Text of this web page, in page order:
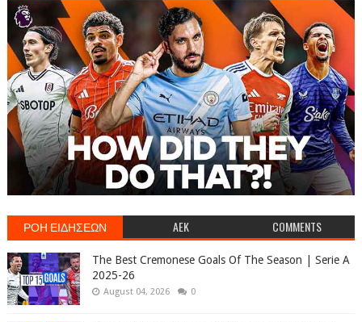
ΡΟΗ ΕΙΔΗΣΕΩΝ AEK COMMENTS
The Best Cremonese Goals Of The Season | Serie A
2025-26
August 04, 2026 0